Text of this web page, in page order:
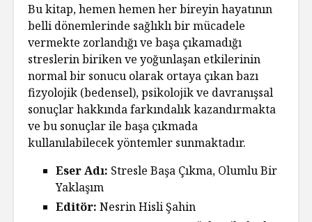
Bu kitap, hemen hemen her bireyin hayatının
belli dönemlerinde sağlıklı bir mücadele
vermekte zorlandığı ve başa çıkamadığı
streslerin biriken ve yoğunlaşan etkilerinin
normal bir sonucu olarak ortaya çıkan bazı
fizyolojik (bedensel), psikolojik ve davranışsal
sonuçlar hakkında farkındalık kazandırmakta
ve bu sonuçlar ile başa çıkmada
kullanılabilecek yöntemler sunmaktadır.
Eser Adı: Stresle Başa Çıkma, Olumlu Bir
Yaklaşım
Editör: Nesrin Hisli Şahin